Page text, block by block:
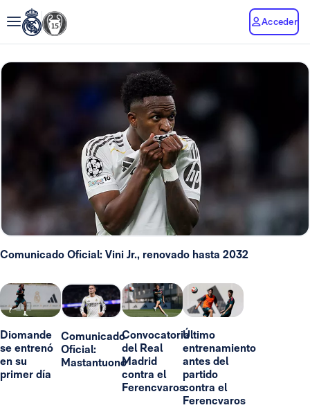
Acceder
Comunicado Oficial: Vini Jr., renovado hasta 2032
Diomande
se entrenó
en su
primer día
Comunicado
Oficial:
Mastantuono
Convocatoria
del Real
Madrid
contra el
Ferencvaros
Último
entrenamiento
antes del
partido
contra el
Ferencvaros